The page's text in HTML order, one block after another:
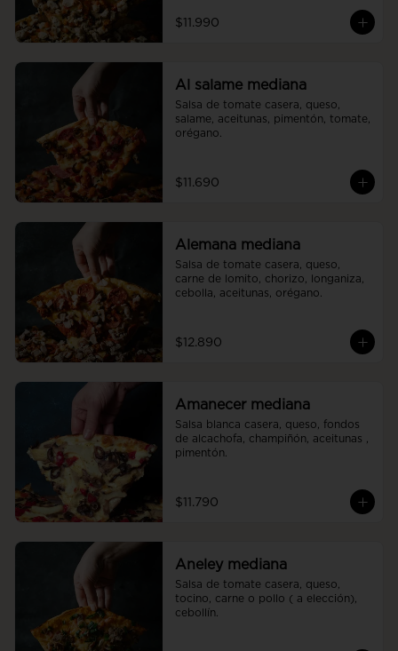
$11.990
Al salame mediana
Salsa de tomate casera, queso,
salame, aceitunas, pimentón, tomate,
orégano.
$11.690
Alemana mediana
Salsa de tomate casera, queso,
carne de lomito, chorizo, longaniza,
cebolla, aceitunas, orégano.
$12.890
Amanecer mediana
Salsa blanca casera, queso, fondos
de alcachofa, champiñón, aceitunas ,
pimentón.
$11.790
Aneley mediana
Salsa de tomate casera, queso,
tocino, carne o pollo ( a elección),
cebollín.